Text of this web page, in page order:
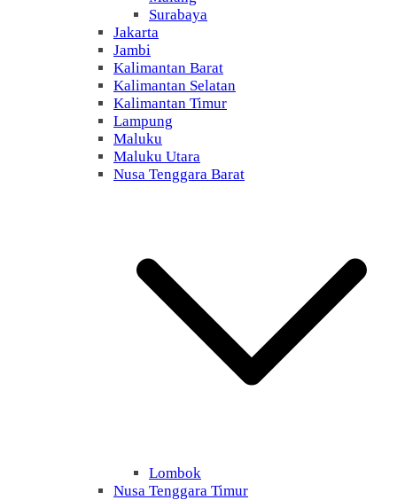
Surabaya
Jakarta
Jambi
Kalimantan Barat
Kalimantan Selatan
Kalimantan Timur
Lampung
Maluku
Maluku Utara
Nusa Tenggara Barat
Lombok
Nusa Tenggara Timur